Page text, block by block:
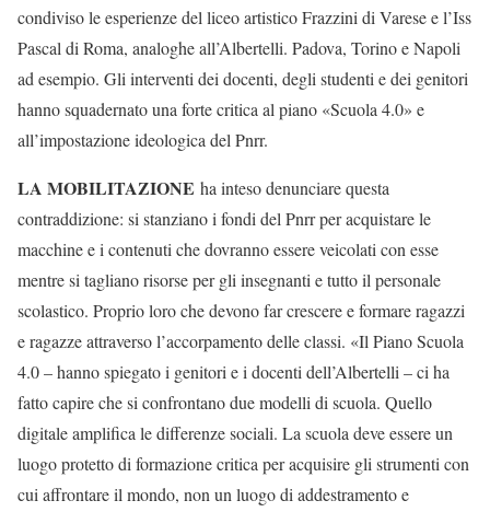
condiviso le esperienze del liceo artistico Frazzini di Varese e l’Iss
Pascal di Roma, analoghe all’Albertelli. Padova, Torino e Napoli
ad esempio. Gli interventi dei docenti, degli studenti e dei genitori
hanno squadernato una forte critica al piano «Scuola 4.0» e
all’impostazione ideologica del Pnrr.
LA MOBILITAZIONE ha inteso denunciare questa
contraddizione: si stanziano i fondi del Pnrr per acquistare le
macchine e i contenuti che dovranno essere veicolati con esse
mentre si tagliano risorse per gli insegnanti e tutto il personale
scolastico. Proprio loro che devono far crescere e formare ragazzi
e ragazze attraverso l’accorpamento delle classi. «Il Piano Scuola
4.0 – hanno spiegato i genitori e i docenti dell’Albertelli – ci ha
fatto capire che si confrontano due modelli di scuola. Quello
digitale amplifica le differenze sociali. La scuola deve essere un
luogo protetto di formazione critica per acquisire gli strumenti con
cui affrontare il mondo, non un luogo di addestramento e